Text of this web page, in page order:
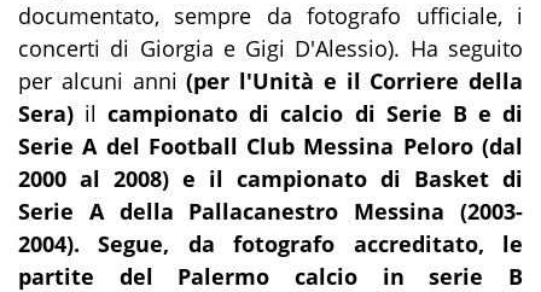
documentato, sempre da fotografo ufficiale, i
concerti di Giorgia e Gigi D'Alessio). Ha seguito
per alcuni anni(per l'Unità e il Corriere della
Sera) ilcampionato di calcio di Serie B e di
Serie A del Football Club Messina Peloro(dal
2000 al 2008) e il campionato di Basket di
Serie A della Pallacanestro Messina (2003-
2004). Segue, da fotografo accreditato, le
partite del Palermo calcio in serie B